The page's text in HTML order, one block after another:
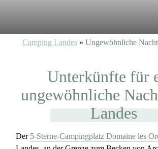
Camping Landes » Ungewöhnliche
Unterkünfte für
ungewöhnliche
Landes
Der 5-Sterne-Campingplatz Domaine les